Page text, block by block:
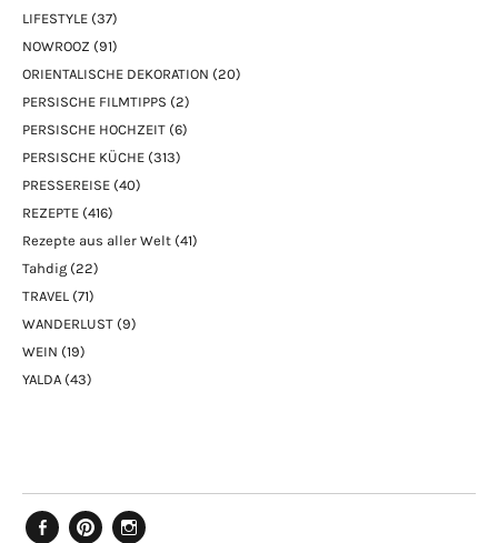
LIFESTYLE (37)
NOWROOZ (91)
ORIENTALISCHE DEKORATION (20)
PERSISCHE FILMTIPPS (2)
PERSISCHE HOCHZEIT (6)
PERSISCHE KÜCHE (313)
PRESSEREISE (40)
REZEPTE (416)
Rezepte aus aller Welt (41)
Tahdig (22)
TRAVEL (71)
WANDERLUST (9)
WEIN (19)
YALDA (43)